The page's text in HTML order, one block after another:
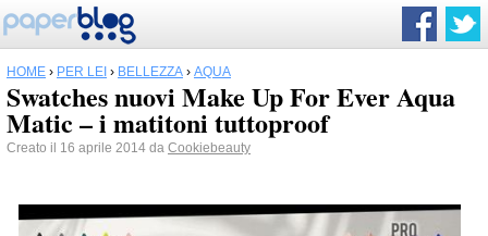
HOME › PER LEI › BELLEZZA › AQUA
Swatches nuovi Make Up For Ever Aqua
Matic – i matitoni tuttoproof
Creato il 16 aprile 2014 da Cookiebeauty